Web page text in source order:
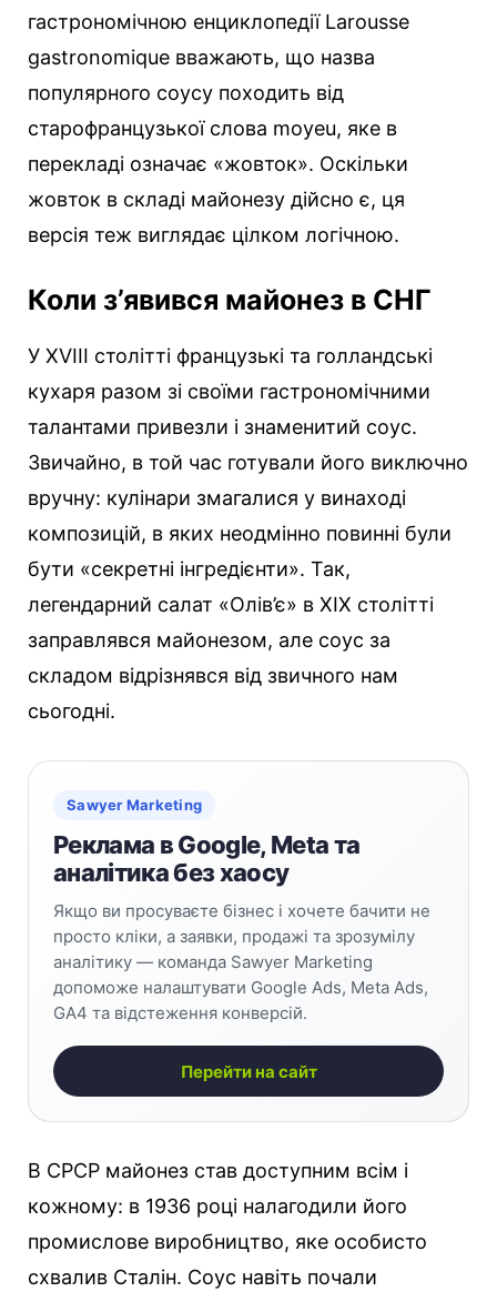
гастрономічною енциклопедії Larousse
gastronomique вважають, що назва
популярного соусу походить від
старофранцузької слова moyeu, яке в
перекладі означає «жовток». Оскільки
жовток в складі майонезу дійсно є, ця
версія теж виглядає цілком логічною.
Коли з’явився майонез в СНГ
У ХVIII столітті французькі та голландські
кухаря разом зі своїми гастрономічними
талантами привезли і знаменитий соус.
Звичайно, в той час готували його виключно
вручну: кулінари змагалися у винаході
композицій, в яких неодмінно повинні були
бути «секретні інгредієнти». Так,
легендарний салат «Олів’є» в XIX столітті
заправлявся майонезом, але соус за
складом відрізнявся від звичного нам
сьогодні.
Sawyer Marketing
Реклама в Google, Meta та
аналітика без хаосу
Якщо ви просуваєте бізнес і хочете бачити не
просто кліки, а заявки, продажі та зрозумілу
аналітику — команда Sawyer Marketing
допоможе налаштувати Google Ads, Meta Ads,
GA4 та відстеження конверсій.
Перейти на сайт
В СРСР майонез став доступним всім і
кожному: в 1936 році налагодили його
промислове виробництво, яке особисто
схвалив Сталін. Соус навіть почали